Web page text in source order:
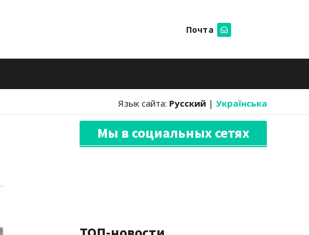
Почта
Язык сайта: Русский | Українська
Мы в социальных сетях